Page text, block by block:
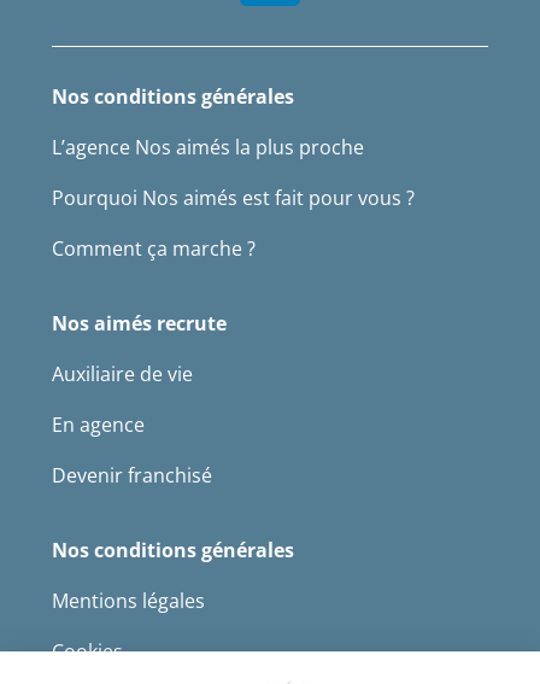
Nos conditions générales
L’agence Nos aimés la plus proche
Pourquoi Nos aimés est fait pour vous ?
Comment ça marche ?
Nos aimés recrute
Auxiliaire de vie
En agence
Devenir franchisé
Nos conditions générales
Mentions légales
Cookies